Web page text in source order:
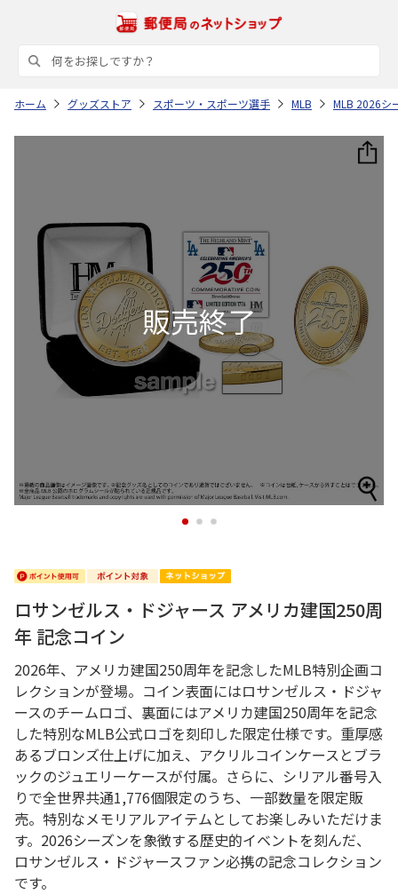
ホーム グッズストア スポーツ・スポーツ選手 MLB MLB 2026シ
1 2 3
ロサンゼルス・ドジャース アメリカ建国250周
年 記念コイン
2026年、アメリカ建国250周年を記念したMLB特別企画コ
レクションが登場。コイン表面にはロサンゼルス・ドジャ
ースのチームロゴ、裏面にはアメリカ建国250周年を記念
した特別なMLB公式ロゴを刻印した限定仕様です。重厚感
あるブロンズ仕上げに加え、アクリルコインケースとブラ
ックのジュエリーケースが付属。さらに、シリアル番号入
りで全世界共通1,776個限定のうち、一部数量を限定販
売。特別なメモリアルアイテムとしてお楽しみいただけま
す。2026シーズンを象徴する歴史的イベントを刻んだ、
ロサンゼルス・ドジャースファン必携の記念コレクション
です。